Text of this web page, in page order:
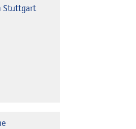
Stuttgart